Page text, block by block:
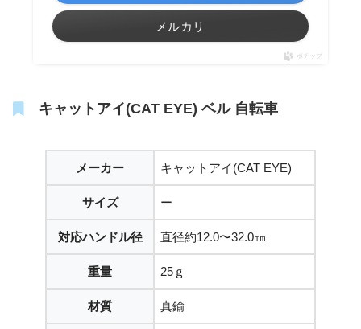
メルカリ
ポチップ
キャットアイ(CAT EYE) ベル 自転車
メーカー キャットアイ(CAT EYE)
サイズ ー
対応ハンドル径 直径約12.0〜32.0㎜
重量 25ｇ
材質 真鍮